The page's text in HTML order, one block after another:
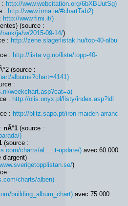
: http://www.webcitation.org/6bXBUutSg)
: http://www.irma.ie/#chartTab2)
http://www.fimi.it/)
(source :
ja/w/2015-09-14/)
: http://zene.slagerlistak.hu/top-40-albu
: http://lista.vg.no/liste/topp-40-
(source :
albums?chart=4141)
:
weekchart.asp?cat=a)
: http://olis.onyx.pl/listy/index.asp?idl
: http://blitz.sapo.pt/iron-maiden-arranc
nÂ°1 (source :
)
(source :
charts/al … t-update/) avec 60.000
)
:
charts/alben)
building_album_chart) avec 75.000